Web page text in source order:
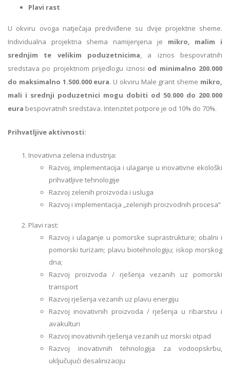
Plavi rast
U okviru ovoga natječaja predviđene su dvije projektne sheme.
Individualna projektna shema namijenjena je mikro, malim i
srednjim te velikim poduzetnicima, a iznos bespovratnih
sredstava po projektnom prijedlogu iznosi od minimalno 200.000
do maksimalno 1.500.000 eura. U okviru Male grant sheme mikro,
mali i srednji poduzetnici mogu dobiti od 50.000 do 200.000
eura bespovratnih sredstava. Intenzitet potpore je od 10% do 70%.
Prihvatljive aktivnosti:
Inovativna zelena industrija:
Razvoj, implementacija i ulaganje u inovativne ekološki
prihvatljive tehnologije
Razvoj zelenih proizvoda i usluga
Razvoj i implementacija „zelenijih proizvodnih procesa“
Plavi rast:
Razvoj i ulaganje u pomorske suprastrukture; obalni i
pomorski turizam; plavu biotehnologiju; iskop morskog
dna;
Razvoj proizvoda / rješenja vezanih uz pomorski
transport
Razvoj rješenja vezanih uz plavu energiju
Razvoj inovativnih proizvoda / rješenja u ribarstvu i
avakulturi
Razvoj inovativnih rješenja vezanih uz morski otpad
Razvoj inovativnih tehnologija za vodoopskrbu,
uključujući desalinizaciju